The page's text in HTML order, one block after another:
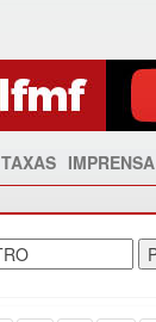
TAXAS IMPRENSA